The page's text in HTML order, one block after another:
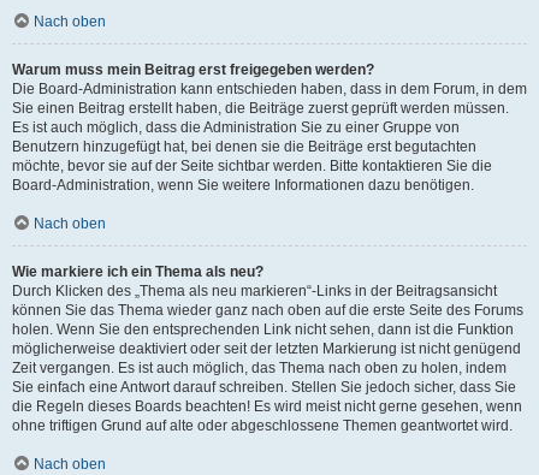
Nach oben
Warum muss mein Beitrag erst freigegeben werden?
Die Board-Administration kann entschieden haben, dass in dem Forum, in dem
Sie einen Beitrag erstellt haben, die Beiträge zuerst geprüft werden müssen.
Es ist auch möglich, dass die Administration Sie zu einer Gruppe von
Benutzern hinzugefügt hat, bei denen sie die Beiträge erst begutachten
möchte, bevor sie auf der Seite sichtbar werden. Bitte kontaktieren Sie die
Board-Administration, wenn Sie weitere Informationen dazu benötigen.
Nach oben
Wie markiere ich ein Thema als neu?
Durch Klicken des „Thema als neu markieren“-Links in der Beitragsansicht
können Sie das Thema wieder ganz nach oben auf die erste Seite des Forums
holen. Wenn Sie den entsprechenden Link nicht sehen, dann ist die Funktion
möglicherweise deaktiviert oder seit der letzten Markierung ist nicht genügend
Zeit vergangen. Es ist auch möglich, das Thema nach oben zu holen, indem
Sie einfach eine Antwort darauf schreiben. Stellen Sie jedoch sicher, dass Sie
die Regeln dieses Boards beachten! Es wird meist nicht gerne gesehen, wenn
ohne triftigen Grund auf alte oder abgeschlossene Themen geantwortet wird.
Nach oben